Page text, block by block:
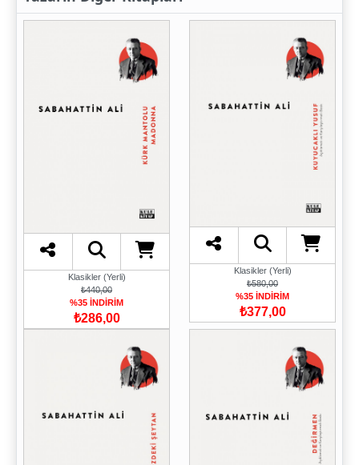
Klasikler (Yerli)
₺440,00
%35 İNDİRİM
₺286,00
Klasikler (Yerli)
₺580,00
%35 İNDİRİM
₺377,00